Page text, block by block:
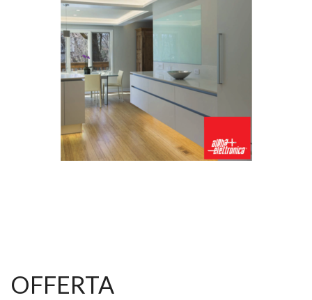
OFFERTA